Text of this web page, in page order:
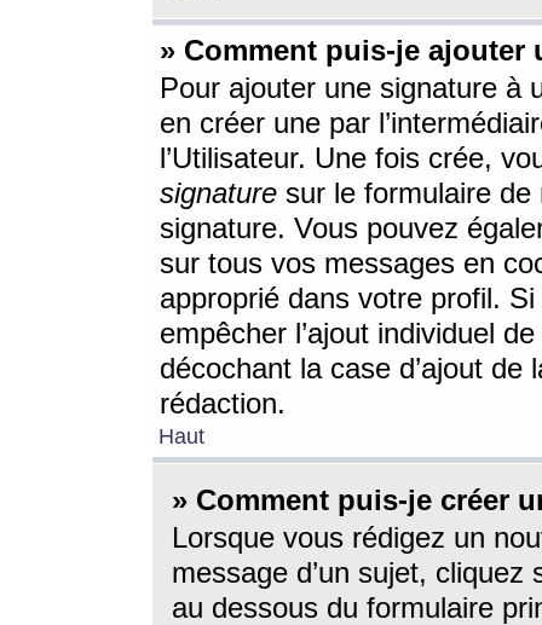
» Comment puis-je ajouter
Pour ajouter une signature à
en créer une par
l’Utilisateur. Une fois crée,
signature sur le formulaire de
signature. Vous pouvez
sur tous vos messages en
approprié dans votre profil.
empêcher l’ajout individuel
décochant la case d’ajout
rédaction.
Haut
» Comment puis-je créer
Lorsque vous rédigez un
message d’un sujet, cliquez
au dessous du formulaire